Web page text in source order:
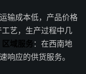
输成本低，产品价格
艺，生产过程中几
区域服务 ：在西南地
响应的供货服务。